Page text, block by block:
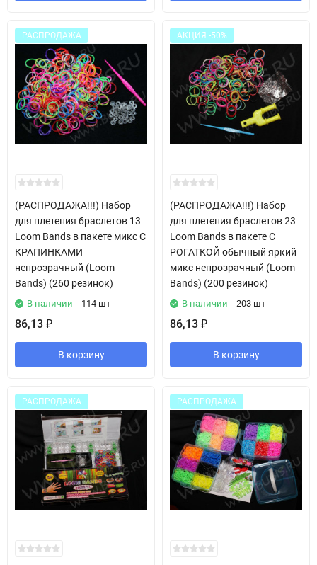
РАСПРОДАЖА
(РАСПРОДАЖА!!!) Набор
для плетения браслетов 13
Loom Bands в пакете микс С
КРАПИНКАМИ
непрозрачный (Loom
Bands) (260 резинок)
В наличии - 114 шт
86,13 ₽
В корзину
АКЦИЯ -50%
(РАСПРОДАЖА!!!) Набор
для плетения браслетов 23
Loom Bands в пакете С
РОГАТКОЙ обычный яркий
микс непрозрачный (Loom
Bands) (200 резинок)
В наличии - 203 шт
86,13 ₽
В корзину
РАСПРОДАЖА РАСПРОДАЖА